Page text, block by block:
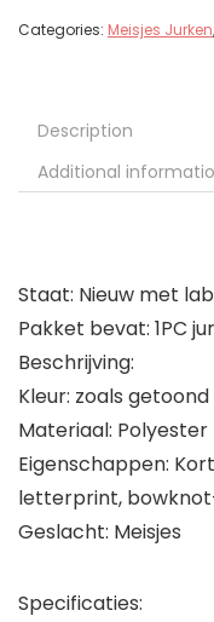
Categories: Meisjes Jurken,
Description
Additional
Staat: Nieuw met
Pakket bevat: 1PC
Beschrijving:
Kleur: zoals getoond
Materiaal:
Eigenschappen:
letterprint,
Geslacht: Meisjes
Specificaties: